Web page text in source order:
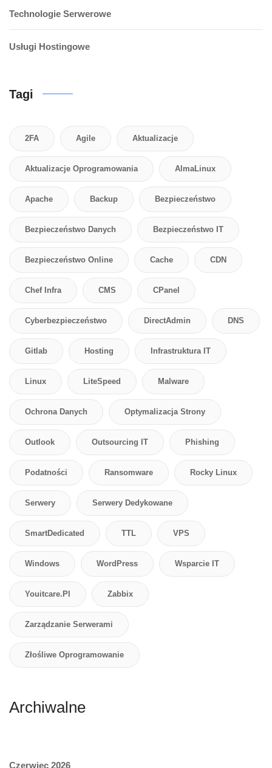
Technologie Serwerowe
Usługi Hostingowe
Tagi
2FA Agile Aktualizacje
Aktualizacje Oprogramowania AlmaLinux
Apache Backup Bezpieczeństwo
Bezpieczeństwo Danych Bezpieczeństwo IT
Bezpieczeństwo Online Cache CDN
Chef Infra CMS CPanel
Cyberbezpieczeństwo DirectAdmin DNS
Gitlab Hosting Infrastruktura IT
Linux LiteSpeed Malware
Ochrona Danych Optymalizacja Strony
Outlook Outsourcing IT Phishing
Podatności Ransomware Rocky Linux
Serwery Serwery Dedykowane
SmartDedicated TTL VPS
Windows WordPress Wsparcie IT
Youitcare.pl Zabbix
Zarządzanie Serwerami
Złośliwe Oprogramowanie
Archiwalne
Czerwiec 2026